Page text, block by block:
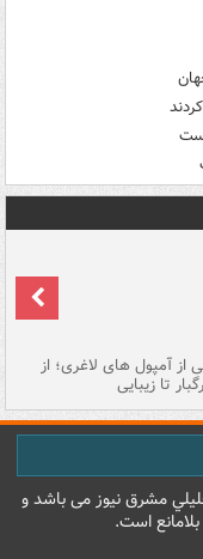
از آمپول های لاغری؛ از
تا زیبایی
مشرق نيوز می باشد و
است.